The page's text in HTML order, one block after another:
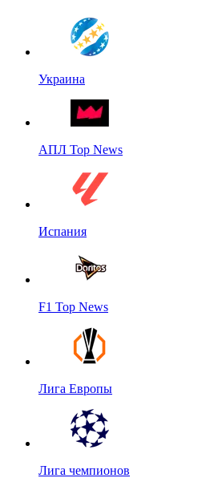
Украина
АПЛ Top News
Испания
F1 Top News
Лига Европы
Лига чемпионов